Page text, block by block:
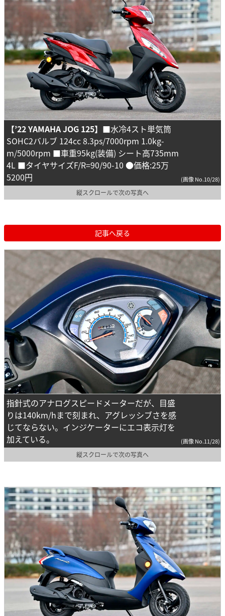
【’22 YAMAHA JOG 125】 ■水冷4スト単気筒
SOHC2バルブ 124cc 8.3ps/7000rpm 1.0kg-
m/5000rpm ■車重95kg(装備) シート高735mm
4L ■タイヤサイズF/R=90/90-10 ●価格:25万
5200円
(画像 No.10/28)
縦スクロールで次の写真へ
記事へ戻る
指針式のアナログスピードメーターだが、目盛
りは140km/hまで刻まれ、アグレッシブさを感
じてならない。インジケーターにエコ表示灯を
加えている。
(画像 No.11/28)
縦スクロールで次の写真へ